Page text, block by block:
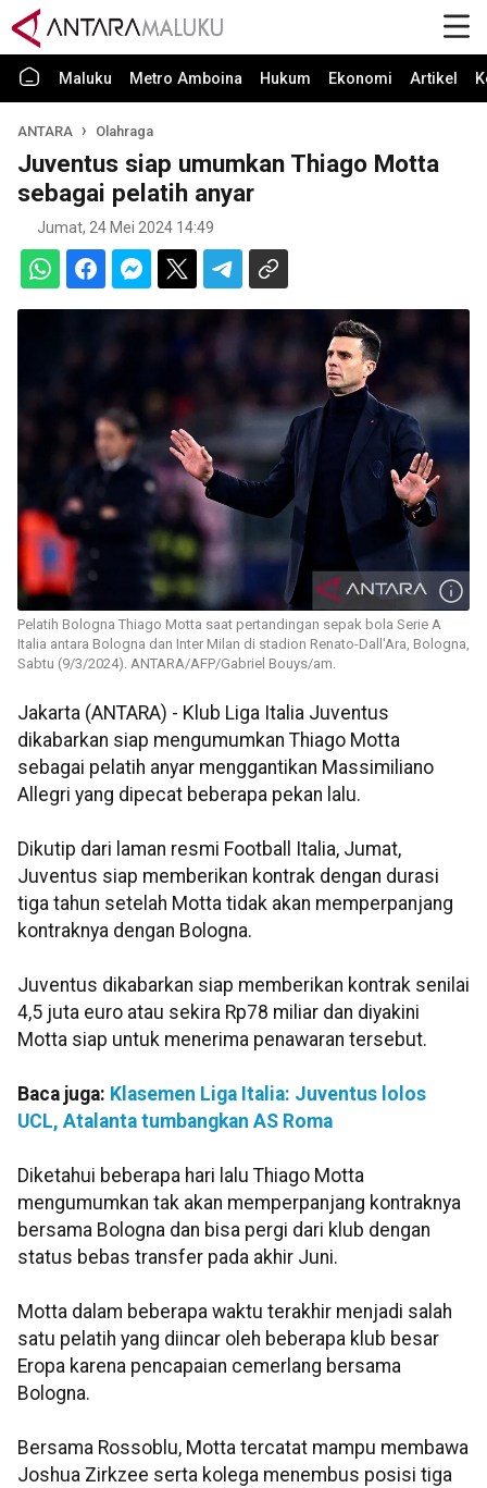
Maluku Metro Amboina Hukum Ekonomi Artikel
ANTARA Olahraga
Juventus siap umumkan Thiago Motta
sebagai pelatih anyar
Jumat, 24 Mei 2024 14:49
Pelatih Bologna Thiago Motta saat pertandingan sepak bola Serie A
Italia antara Bologna dan Inter Milan di stadion Renato-Dall'Ara, Bologna,
Sabtu (9/3/2024). ANTARA/AFP/Gabriel Bouys/am.
Jakarta (ANTARA) - Klub Liga Italia Juventus
dikabarkan siap mengumumkan Thiago Motta
sebagai pelatih anyar menggantikan Massimiliano
Allegri yang dipecat beberapa pekan lalu.
Dikutip dari laman resmi Football Italia, Jumat,
Juventus siap memberikan kontrak dengan durasi
tiga tahun setelah Motta tidak akan memperpanjang
kontraknya dengan Bologna.
Juventus dikabarkan siap memberikan kontrak senilai
4,5 juta euro atau sekira Rp78 miliar dan diyakini
Motta siap untuk menerima penawaran tersebut.
Baca juga: Klasemen Liga Italia: Juventus lolos
UCL, Atalanta tumbangkan AS Roma
Diketahui beberapa hari lalu Thiago Motta
mengumumkan tak akan memperpanjang kontraknya
bersama Bologna dan bisa pergi dari klub dengan
status bebas transfer pada akhir Juni.
Motta dalam beberapa waktu terakhir menjadi salah
satu pelatih yang diincar oleh beberapa klub besar
Eropa karena pencapaian cemerlang bersama
Bologna.
Bersama Rossoblu, Motta tercatat mampu membawa
Joshua Zirkzee serta kolega menembus posisi tiga